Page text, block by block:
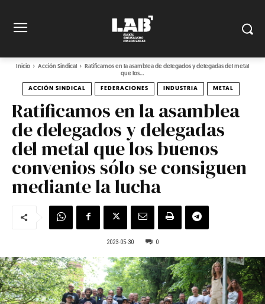
Inicio Acción Sindical
Ratificamos en la asamblea de delegados y delegadas del metal
que los...
ACCIÓN SINDICAL FEDERACIONES INDUSTRIA METAL
Ratificamos en la asamblea
de delegados y delegadas
del metal que los buenos
convenios sólo se consiguen
mediante la lucha
2023-05-30 0